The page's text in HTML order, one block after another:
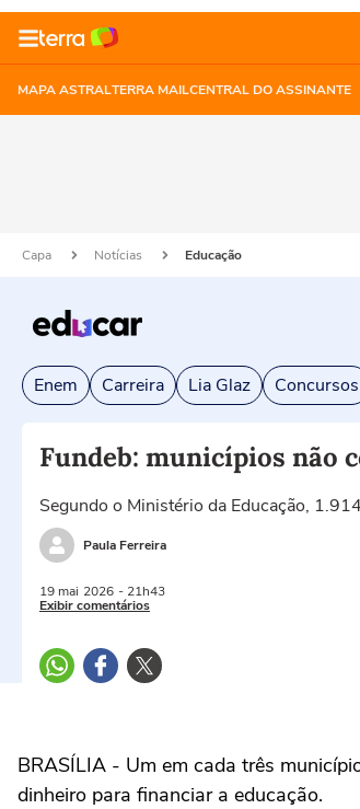
MAPA ASTRALTERRA MAILCENTRAL DO ASSINANTE
Capa Notícias Educação
Enem Carreira Lia Glaz Concursos
Fundeb: municípios não
Segundo o Ministério da Educação,
Paula Ferreira
19 mai 2026 - 21h43
Exibir comentários
BRASÍLIA - Um em cada três
dinheiro para financiar a educação.